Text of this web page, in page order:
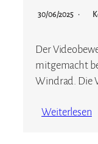
30/06/2025
Der
mitgemacht
Windrad. Die
Weiterlesen